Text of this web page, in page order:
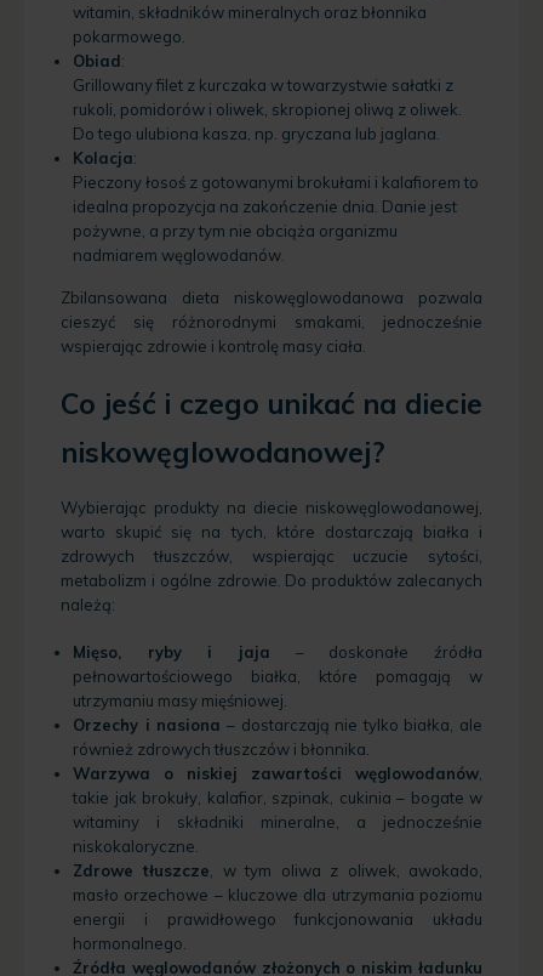
witamin, składników mineralnych oraz błonnika
pokarmowego.
Obiad:
Grillowany filet z kurczaka w towarzystwie sałatki z
rukoli, pomidorów i oliwek, skropionej oliwą z oliwek.
Do tego ulubiona kasza, np. gryczana lub jaglana.
Kolacja:
Pieczony łosoś z gotowanymi brokułami i kalafiorem to
idealna propozycja na zakończenie dnia. Danie jest
pożywne, a przy tym nie obciąża organizmu
nadmiarem węglowodanów.
Zbilansowana dieta niskowęglowodanowa pozwala
cieszyć się różnorodnymi smakami, jednocześnie
wspierając zdrowie i kontrolę masy ciała.
Co jeść i czego unikać na diecie
niskowęglowodanowej?
Wybierając produkty na diecie niskowęglowodanowej,
warto skupić się na tych, które dostarczają białka i
zdrowych tłuszczów, wspierając uczucie sytości,
metabolizm i ogólne zdrowie. Do produktów zalecanych
należą:
Mięso, ryby i jaja – doskonałe źródła
pełnowartościowego białka, które pomagają w
utrzymaniu masy mięśniowej.
Orzechy i nasiona – dostarczają nie tylko białka, ale
również zdrowych tłuszczów i błonnika.
Warzywa o niskiej zawartości węglowodanów
takie jak brokuły, kalafior, szpinak, cukinia – bogate w
witaminy i składniki mineralne, a jednocześnie
niskokaloryczne.
Zdrowe tłuszcze , w tym oliwa z oliwek, awokado,
masło orzechowe – kluczowe dla utrzymania poziomu
energii i prawidłowego funkcjonowania układu
hormonalnego.
Źródła węglowodanów złożonych o niskim ładunku